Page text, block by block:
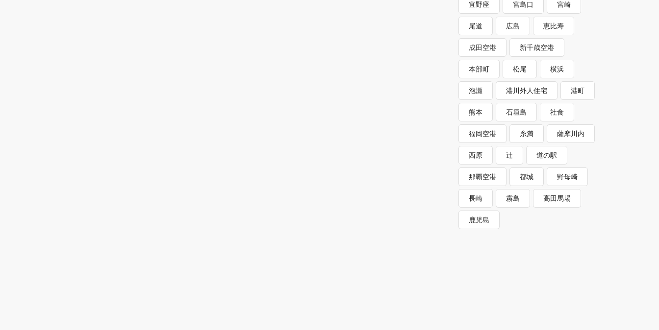
宜野座 宮島口 宮崎
尾道 広島 恵比寿
成田空港 新千歳空港
本部町 松尾 横浜
泡瀬 港川外人住宅 港町
熊本 石垣島 社食
福岡空港 糸満 薩摩川内
西原 辻 道の駅
那覇空港 都城 野母崎
長崎 霧島 高田馬場
鹿児島